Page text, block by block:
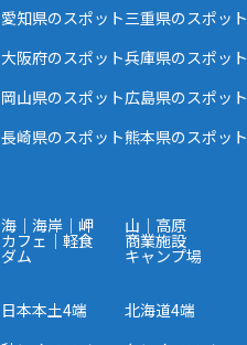
愛知県のスポット三重県のスポット
大阪府のスポット兵庫県のスポット
岡山県のスポット広島県のスポット
長崎県のスポット熊本県のスポット
海｜海岸｜岬 山｜高原
カフェ｜軽食 商業施設
ダム キャンプ場
日本本土4端 北海道4端